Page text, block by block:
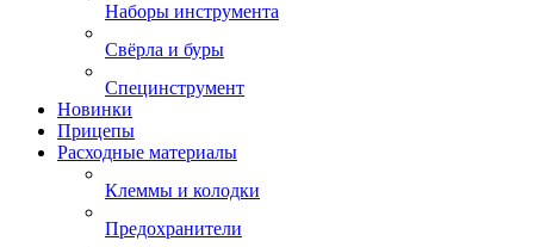
Наборы инструмента
Свёрла и буры
Специнструмент
Новинки
Прицепы
Расходные материалы
Клеммы и колодки
Предохранители